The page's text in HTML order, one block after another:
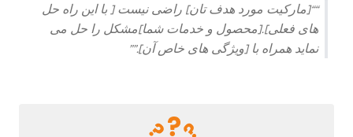
“[مارکیت مورد هدف تان] راضی نیست [ با این راه حل
های فعلی].[محصول و خدمات شما]مشکل را حل می
نماید همراه با [ویژگی های خاص آن].”